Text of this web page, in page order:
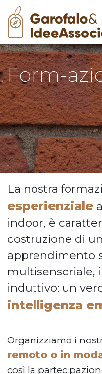
Skip
content
Form-
La nostra
esperienziale
indoor, è
costruzione di
apprendimento
multisensoriale,
induttivo: un
intelligenza
Organizziamo i
remoto o in
così la